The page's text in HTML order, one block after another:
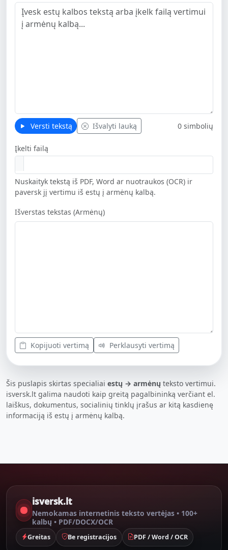
Versti tekstą Išvalyti lauką 0 simbolių
Įkelti failą
Nuskaityk tekstą iš PDF, Word ar nuotraukos (OCR) ir
paversk jį vertimu iš estų į armėnų kalbą.
Išverstas tekstas (Armėnų)
Kopijuoti vertimą Perklausyti vertimą
Šis puslapis skirtas specialiai estų → armėnų teksto vertimui.
isversk.lt galima naudoti kaip greitą pagalbininką verčiant el.
laiškus, dokumentus, socialinių tinklų įrašus ar kitą kasdienę
informaciją iš estų į armėnų kalbą.
isversk.lt
Nemokamas internetinis teksto vertėjas • 100+
kalbų • PDF/DOCX/OCR
Greitas Be registracijos PDF / Word / OCR